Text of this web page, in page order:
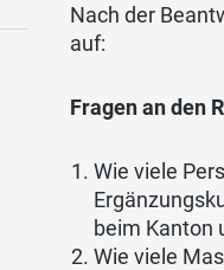
Nach der
auf:
Fragen an den
Wie viele
beim Kanton
Wie viele